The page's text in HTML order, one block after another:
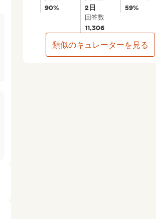
90% 2日 59%
回答数
11,306
類似のキュレーターを見る